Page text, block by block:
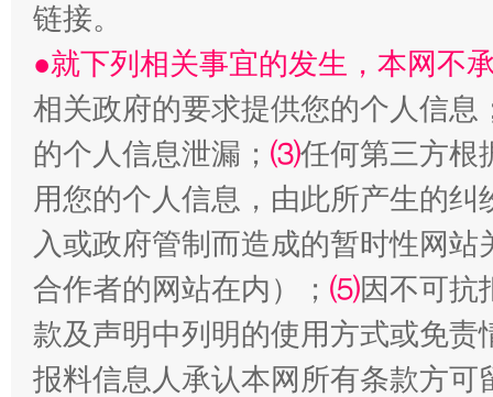
受贿1.44亿！段成刚被判无期 从幼
链接。
●就下列相关事宜的发生，本网不
相关政府的要求提供您的个人信息
的个人信息泄漏； ⑶任何第三方根
用您的个人信息，由此所产生的纠
入或政府管制而造成的暂时性网
合作者的网站在内）； ⑸因不可抗
款及声明中列明的使用方式或免责
报料信息人承认本网所有条款方